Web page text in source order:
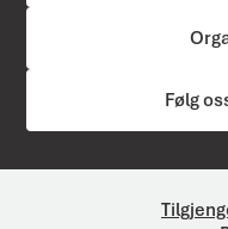
Følg